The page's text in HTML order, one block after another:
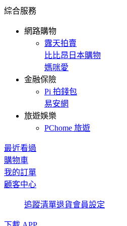
綜合服務
網路購物
露天拍賣
比比昂日本購物
媽咪愛
金融保險
Pi 拍錢包
易安網
旅遊娛樂
PChome 旅遊
最近看過
購物車
我的訂單
顧客中心
追蹤清單退貨會員設定